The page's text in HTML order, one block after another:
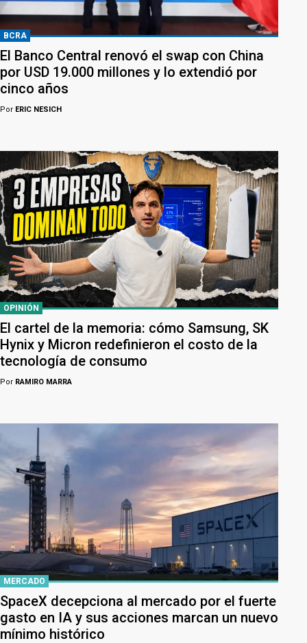
BCRA
El Banco Central renovó el swap con China
por USD 19.000 millones y lo extendió por
cinco años
Por ERIC NESICH
OPINIÓN
El cartel de la memoria: cómo Samsung, SK
Hynix y Micron redefinieron el costo de la
tecnología de consumo
Por RAMIRO MARRA
MERCADO
SpaceX decepciona al mercado por el fuerte
gasto en IA y sus acciones marcan un nuevo
mínimo histórico